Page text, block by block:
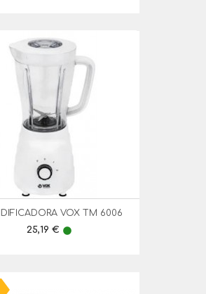
VOX TM 6006
Preço
25,19 € lens